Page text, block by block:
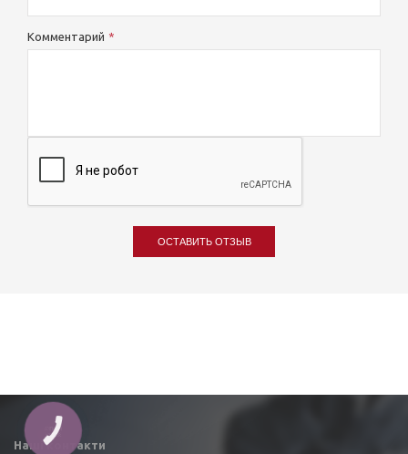
Комментарий
ОСТАВИТЬ ОТЗЫВ
Наші контакти
КНОПКА
ЗВ'ЯЗКУ